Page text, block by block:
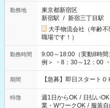
勤務地
東京都新宿区
新宿駅 / 新宿三丁目駅
大手物流会社（年齢
職場です！）
勤務時間
9:00～18:00（実動8時間） 希望の時間帯を選べます！ ＜シ
例＞ ・8：30～12：00
・13：00～22：00 ・22
期間 【急募】即日スタート
特徴 週1日からOK / 日払いOK
業・WワークOK / 服装自